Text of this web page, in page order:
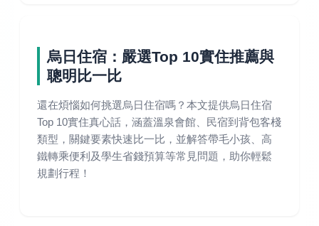
烏日住宿：嚴選Top 10實住推薦與
聰明比一比
還在煩惱如何挑選烏日住宿嗎？本文提供烏日住宿
Top 10實住真心話，涵蓋溫泉會館、民宿到背包客棧
類型，關鍵要素快速比一比，並解答帶毛小孩、高
鐵轉乘便利及學生省錢預算等常見問題，助你輕鬆
規劃行程！